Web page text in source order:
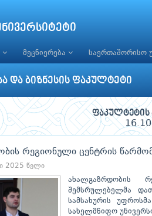
მეცნიერება საერთაშორისო
და ბიზნესის ფაკულტეტი
ფაკულტეტის
რეგიონული ცენტრის
2025 წელი
ახალგაზრდობის
შემსრულებელმა
სამსახურის
სახელმწიფო